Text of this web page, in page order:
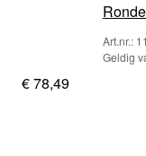
Art.nr.:
Geldig
€ 78,49